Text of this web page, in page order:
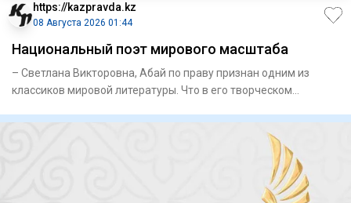
https://kazpravda.kz
08 Августа 2026 01:44
Национальный поэт мирового масштаба
– Светлана Викторовна, Абай по праву признан одним из
классиков мировой литературы. Что в его творческом